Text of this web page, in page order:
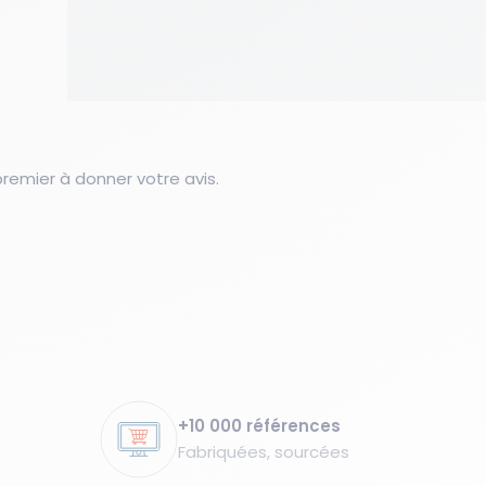
à donner votre avis.
+10 000 références
Fabriquées, sourcées